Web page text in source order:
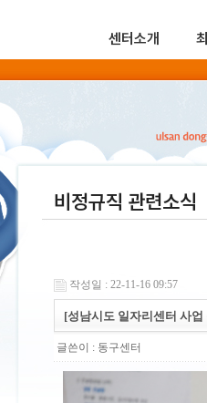
센터소개
비정규직 관련소식
작성일 : 22-11-16 09:57
[성남시도 일자리센터 사업
글쓴이 : 동구센터